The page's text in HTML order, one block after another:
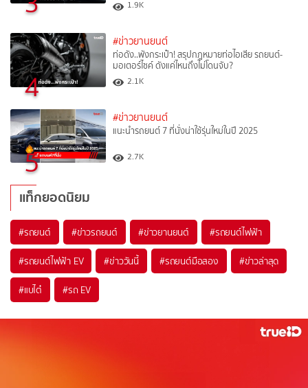
1.9K
4
#ข่าวยานยนต์
ท่อดัง..พังกระเป๋า! สรุปกฎหมายท่อไอเสีย รถยนต์-
มอเตอร์ไซค์ ดังแค่ไหนถึงไม่โดนจับ?
2.1K
5
#ข่าวยานยนต์
แนะนำรถยนต์ 7 ที่นั่งน่าใช้รุ่นใหม่ในปี 2025
2.7K
แท็กยอดนิยม
#รถยนต์ #ข่าวรถยนต์ #ข่าวยานยนต์ #รถยนต์ไฟฟ้า
#รถยนต์ไฟฟ้า EV #ข่าววันนี้ #รถยนต์มือสอง #ข่าวล่าสุด
#แบไต๋ #รถ EV